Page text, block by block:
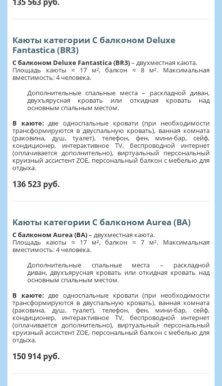
Каюты категории С балконом Deluxe
Fantastica (BR3)
С балконом Deluxe Fantastica (BR3)– двухместная каюта.
Площадь каюты ≈ 17 м², балкон ≈ 8 м². Максимальная
вместимость: 4 человека.
Дополнительные спальные места – раскладной диван,
двухъярусная кровать или откидная кровать над
основным спальным местом.
В каюте: две односпальные кровати (при необходимости
трансформируются в двуспальную кровать), ванная комната
(раковина, душ, туалет), телефон, фен, мини-бар, сейф,
кондиционер, интерактивное TV, беспроводной интернет
(оплачивается дополнительно), виртуальный персональный
круизный ассистент ZOE, персональный балкон с мебелью для
отдыха.
136 523 руб.
Каюты категории С балконом Aurea (BA)
С балконом Aurea (BA)– двухместная каюта.
Площадь каюты ≈ 17 м², балкон ≈ 7 м². Максимальная
вместимость: 4 человека.
Дополнительные спальные места – раскладной
диван, двухъярусная кровать или откидная кровать над
основным спальным местом.
В каюте: две односпальные кровати (при необходимости
трансформируются в двуспальную кровать), ванная комната
(раковина, душ, туалет), телефон, фен, мини-бар, сейф,
кондиционер, интерактивное TV, беспроводной интернет
(оплачивается дополнительно), виртуальный персональный
круизный ассистент ZOE, персональный балкон с мебелью для
отдыха.
150 914 руб.